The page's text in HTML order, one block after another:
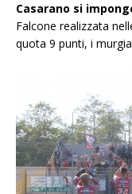
Casarano si
Falcone realizzata
quota 9 punti, i